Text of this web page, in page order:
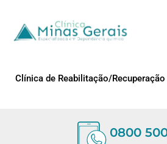
Clínica de Reabilitação/
0800